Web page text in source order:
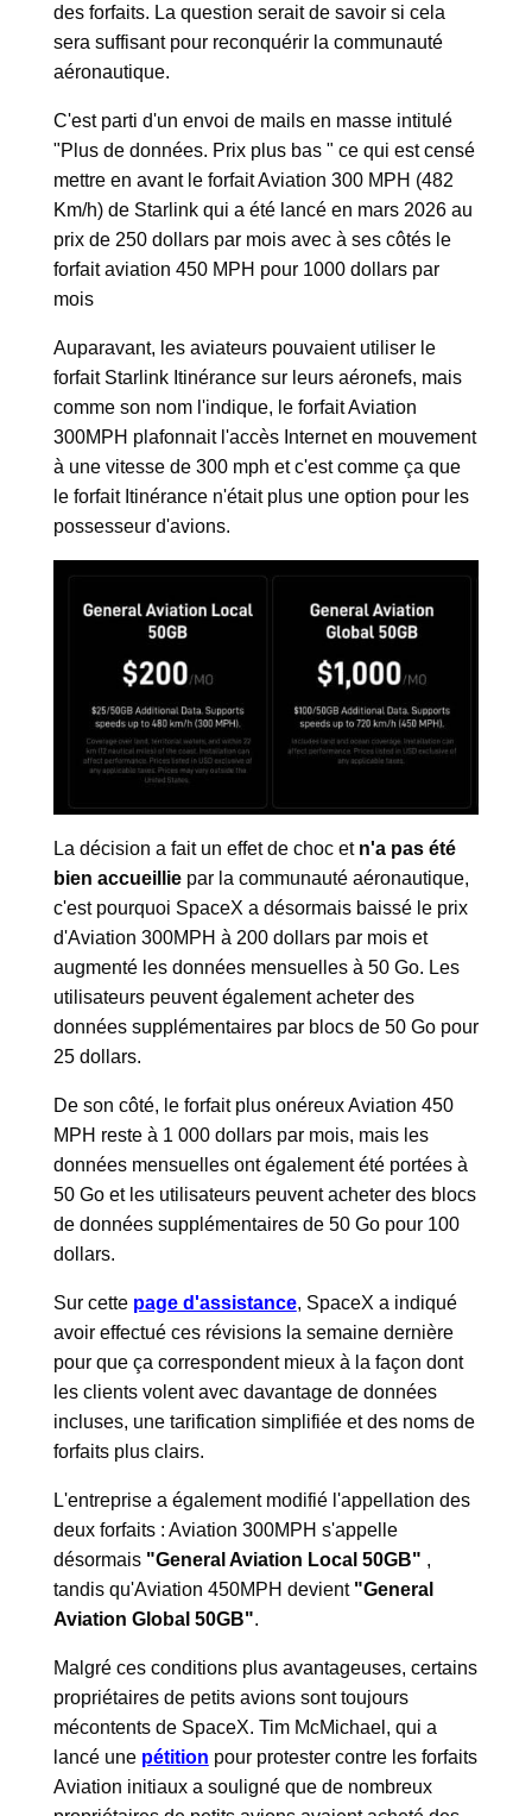
des forfaits. La question serait de savoir si cela
sera suffisant pour reconquérir la communauté
aéronautique.
C'est parti d'un envoi de mails en masse intitulé
"Plus de données. Prix plus bas " ce qui est censé
mettre en avant le forfait Aviation 300 MPH (482
Km/h) de Starlink qui a été lancé en mars 2026 au
prix de 250 dollars par mois avec à ses côtés le
forfait aviation 450 MPH pour 1000 dollars par
mois
Auparavant, les aviateurs pouvaient utiliser le
forfait Starlink Itinérance sur leurs aéronefs, mais
comme son nom l'indique, le forfait Aviation
300MPH plafonnait l'accès Internet en mouvement
à une vitesse de 300 mph et c'est comme ça que
le forfait Itinérance n'était plus une option pour les
possesseur d'avions.
La décision a fait un effet de choc et n'a pas été
bien accueilliepar la communauté aéronautique,
c'est pourquoi SpaceX a désormais baissé le prix
d'Aviation 300MPH à 200 dollars par mois et
augmenté les données mensuelles à 50 Go. Les
utilisateurs peuvent également acheter des
données supplémentaires par blocs de 50 Go pour
25 dollars.
De son côté, le forfait plus onéreux Aviation 450
MPH reste à 1 000 dollars par mois, mais les
données mensuelles ont également été portées à
50 Go et les utilisateurs peuvent acheter des blocs
de données supplémentaires de 50 Go pour 100
dollars.
Sur cette page d'assistance, SpaceX a indiqué
avoir effectué ces révisions la semaine dernière
pour que ça correspondent mieux à la façon dont
les clients volent avec davantage de données
incluses, une tarification simplifiée et des noms de
forfaits plus clairs.
L'entreprise a également modifié l'appellation des
deux forfaits : Aviation 300MPH s'appelle
désormais "General Aviation Local 50GB" ,
tandis qu'Aviation 450MPH devient "General
Aviation Global 50GB".
Malgré ces conditions plus avantageuses, certains
propriétaires de petits avions sont toujours
mécontents de SpaceX. Tim McMichael, qui a
lancé une pétition pour protester contre les forfaits
Aviation initiaux a souligné que de nombreux